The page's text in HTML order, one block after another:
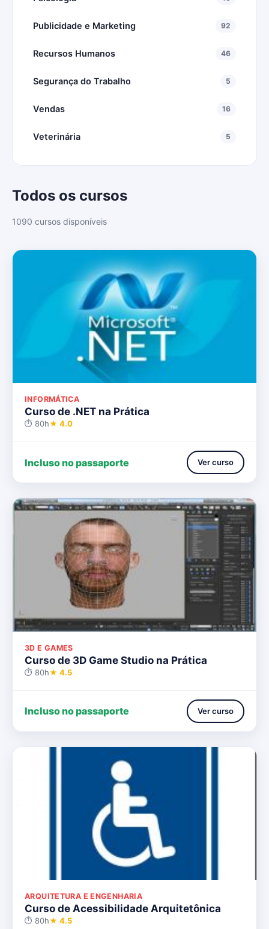
Publicidade e Marketing 92
Recursos Humanos 46
Segurança do Trabalho 5
Vendas 16
Veterinária 5
Todos os cursos
1090 cursos disponíveis
INFORMÁTICA
Curso de .NET na Prática
⏱ 80h★ 4.0
Incluso no passaporte Ver curso
3D E GAMES
Curso de 3D Game Studio na Prática
⏱ 80h★ 4.5
Incluso no passaporte Ver curso
ARQUITETURA E ENGENHARIA
Curso de Acessibilidade Arquitetônica
⏱ 80h★ 4.5